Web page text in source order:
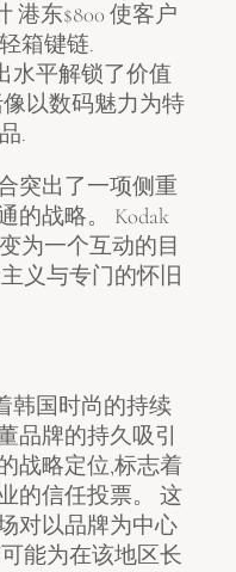
港东$800 使客户
箱键链.
水平解锁了价值
以数码魅力为特
.
突出了一项侧重
的战略。 Kodak
为一个互动的目
义与专门的怀旧
韩国时尚的持续
品牌的持久吸引
战略定位,标志着
的信任投票。 这
对以品牌为中心
能为在该地区长